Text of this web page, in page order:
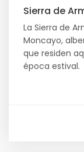
Sierra de
La Sierra de
Moncayo,
que residen
época estival.